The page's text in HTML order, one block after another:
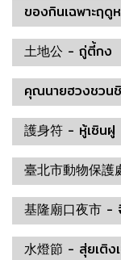
ของกินเฉพาะฤดู
土地公 - ถู่ตี้กง
คุณนายฮวงชวน
護身符 - หู้เซินฝู
臺北市動物保
基隆廟口夜市 -
水燈節 - สุ่ยเติง